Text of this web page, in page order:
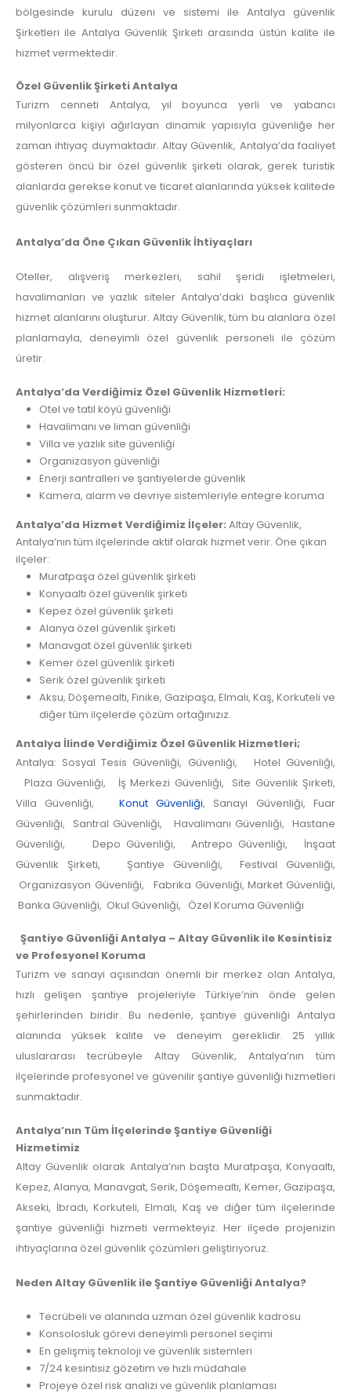
bölgesinde kurulu düzeni ve sistemi ile Antalya güvenlik
Şirketleri ile Antalya Güvenlik Şirketi arasında üstün kalite ile
hizmet vermektedir.
Özel Güvenlik Şirketi Antalya
Turizm cenneti Antalya, yıl boyunca yerli ve yabancı
milyonlarca kişiyi ağırlayan dinamik yapısıyla güvenliğe her
zaman ihtiyaç duymaktadır. Altay Güvenlik, Antalya’da faaliyet
gösteren öncü bir özel güvenlik şirketi olarak, gerek turistik
alanlarda gerekse konut ve ticaret alanlarında yüksek kalitede
güvenlik çözümleri sunmaktadır.
Antalya’da Öne Çıkan Güvenlik İhtiyaçları
Oteller, alışveriş merkezleri, sahil şeridi işletmeleri,
havalimanları ve yazlık siteler Antalya’daki başlıca güvenlik
hizmet alanlarını oluşturur. Altay Güvenlik, tüm bu alanlara özel
planlamayla, deneyimli özel güvenlik personeli ile çözüm
üretir.
Antalya’da Verdiğimiz Özel Güvenlik Hizmetleri:
Otel ve tatil köyü güvenliği
Havalimanı ve liman güvenliği
Villa ve yazlık site güvenliği
Organizasyon güvenliği
Enerji santralleri ve şantiyelerde güvenlik
Kamera, alarm ve devriye sistemleriyle entegre koruma
Antalya’da Hizmet Verdiğimiz İlçeler: Altay Güvenlik,
Antalya’nın tüm ilçelerinde aktif olarak hizmet verir. Öne çıkan
ilçeler:
Muratpaşa özel güvenlik şirketi
Konyaaltı özel güvenlik şirketi
Kepez özel güvenlik şirketi
Alanya özel güvenlik şirketi
Manavgat özel güvenlik şirketi
Kemer özel güvenlik şirketi
Serik özel güvenlik şirketi
Aksu, Döşemealtı, Finike, Gazipaşa, Elmalı, Kaş, Korkuteli ve
diğer tüm ilçelerde çözüm ortağınızız.
Antalya İlinde Verdiğimiz Özel Güvenlik Hizmetleri;
Antalya: Sosyal Tesis Güvenliği, Güvenliği, Hotel Güvenliği,
Plaza Güvenliği, İş Merkezi Güvenliği, Site Güvenlik Şirketi,
Villa Güvenliği, Konut Güvenliği, Sanayi Güvenliği, Fuar
Güvenliği, Santral Güvenliği, Havalimanı Güvenliği, Hastane
Güvenliği, Depo Güvenliği, Antrepo Güvenliği, İnşaat
Güvenlik Şirketi, Şantiye Güvenliği, Festival Güvenliği,
Organizasyon Güvenliği, Fabrika Güvenliği, Market Güvenliği,
Banka Güvenliği, Okul Güvenliği, Özel Koruma Güvenliği
Şantiye Güvenliği Antalya – Altay Güvenlik ile Kesintisiz
ve Profesyonel Koruma
Turizm ve sanayi açısından önemli bir merkez olan Antalya,
hızlı gelişen şantiye projeleriyle Türkiye’nin önde gelen
şehirlerinden biridir. Bu nedenle, şantiye güvenliği Antalya
alanında yüksek kalite ve deneyim gereklidir. 25 yıllık
uluslararası tecrübeyle Altay Güvenlik, Antalya’nın tüm
ilçelerinde profesyonel ve güvenilir şantiye güvenliği hizmetleri
sunmaktadır.
Antalya’nın Tüm İlçelerinde Şantiye Güvenliği
Hizmetimiz
Altay Güvenlik olarak Antalya’nın başta Muratpaşa, Konyaaltı,
Kepez, Alanya, Manavgat, Serik, Döşemealtı, Kemer, Gazipaşa,
Akseki, İbradı, Korkuteli, Elmalı, Kaş ve diğer tüm ilçelerinde
şantiye güvenliği hizmeti vermekteyiz. Her ilçede projenizin
ihtiyaçlarına özel güvenlik çözümleri geliştiriyoruz.
Neden Altay Güvenlik ile Şantiye Güvenliği Antalya?
Tecrübeli ve alanında uzman özel güvenlik kadrosu
Konsolosluk görevi deneyimli personel seçimi
En gelişmiş teknoloji ve güvenlik sistemleri
7/24 kesintisiz gözetim ve hızlı müdahale
Projeye özel risk analizi ve güvenlik planlaması